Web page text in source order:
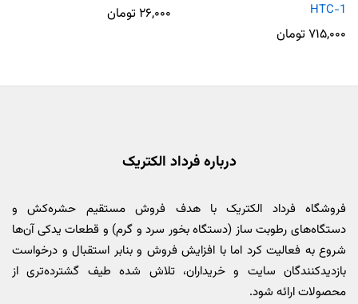
HTC-1
۷۱۵,۰۰۰تومان
۲۶,۰۰۰ تومان
درباره فرداد الکتریک
فروشگاه فرداد الکتریک با هدف فروش مستقیم حشره‌کش و
دستگاه‌های رطوبت ساز (دستگاه بخور سرد و گرم) و قطعات یدکی آن‌ها
شروع به فعالیت کرد اما با افزایش فروش و بنابر استقبال و درخواست
بازدیدکنندگان سایت و خریداران، تلاش شده طیف گشترده‌تری از
محصولات ارائه شود.